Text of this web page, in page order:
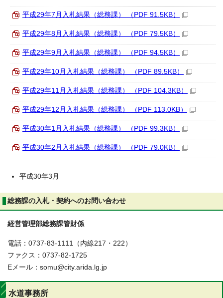
平成29年7月入札結果（総務課） （PDF 91.5KB）
平成29年8月入札結果（総務課） （PDF 79.5KB）
平成29年9月入札結果（総務課） （PDF 94.5KB）
平成29年10月入札結果（総務課） （PDF 89.5KB）
平成29年11月入札結果（総務課） （PDF 104.3KB）
平成29年12月入札結果（総務課） （PDF 113.0KB）
平成30年1月入札結果（総務課） （PDF 99.3KB）
平成30年2月入札結果（総務課） （PDF 79.0KB）
平成30年3月
総務課の入札・契約へのお問い合わせ
経営管理部総務課管財係
電話：0737-83-1111（内線217・222）
ファクス：0737-82-1725
Eメール：somu@city.arida.lg.jp
水道事務所